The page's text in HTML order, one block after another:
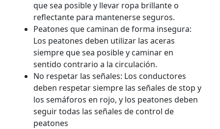
que sea posible y llevar ropa brillante o
reflectante para mantenerse seguros.
Peatones que caminan de forma insegura:
Los peatones deben utilizar las aceras
siempre que sea posible y caminar en
sentido contrario a la circulación.
No respetar las señales: Los conductores
deben respetar siempre las señales de stop y
los semáforos en rojo, y los peatones deben
seguir todas las señales de control de
peatones